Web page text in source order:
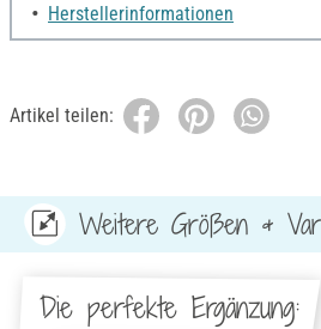
Herstellerinformationen
Artikel teilen:
Weitere Größen &
Die perfekte Ergänzung: